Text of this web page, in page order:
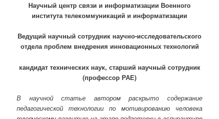
Научный центр связи и информатизации Военного
института телекоммуникаций и информатизации
Ведущий научный сотрудник научно-исследовательского
отдела проблем внедрения инновационных технологий
кандидат технических наук, старший научный сотрудник
(профессор РАЕ)
В научной статье автором раскрыто содержание
педагогической технологии по мотивированию человека